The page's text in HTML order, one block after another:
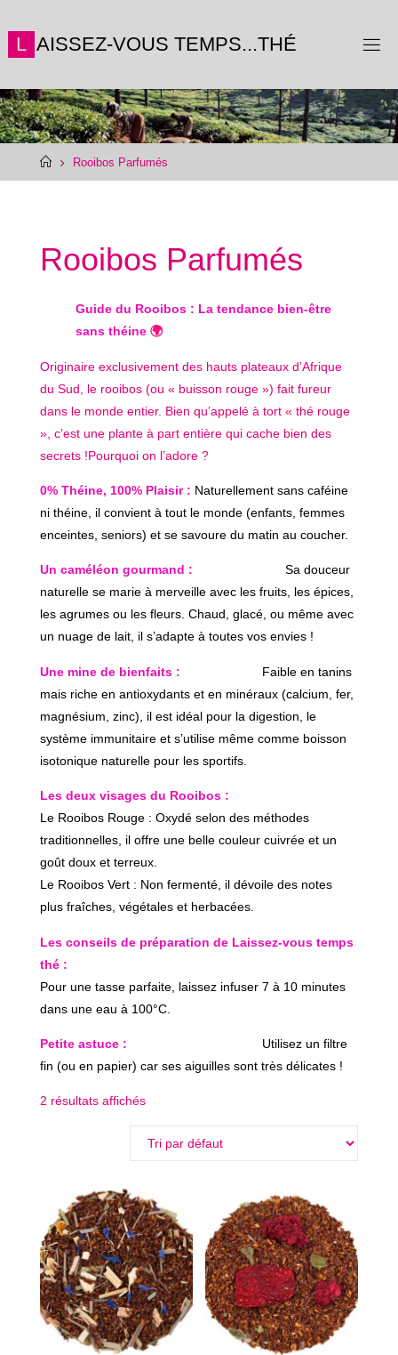
to
content
L AISSEZ-VOUS TEMPS...THÉ
HomeRooibos Parfumés
Rooibos Parfumés
Guide du Rooibos : La tendance bien-être
sans théine🌍
Originaire exclusivement des hauts plateaux d’Afrique
du Sud, le rooibos (ou « buisson rouge ») fait fureur
dans le monde entier. Bien qu’appelé à tort « thé rouge
», c’est une plante à part entière qui cache bien des
secrets !​Pourquoi on l’adore ?
​0% Théine, 100% Plaisir : Naturellement sans caféine
ni théine, il convient à tout le monde (enfants, femmes
enceintes, seniors) et se savoure du matin au coucher.
Un caméléon gourmand :
Sa douceur
naturelle se marie à merveille avec les fruits, les épices,
les agrumes ou les fleurs. Chaud, glacé, ou même avec
un nuage de lait, il s’adapte à toutes vos envies !
​Une mine de bienfaits :
Faible en tanins
mais riche en antioxydants et en minéraux (calcium, fer,
magnésium, zinc), il est idéal pour la digestion, le
système immunitaire et s’utilise même comme boisson
isotonique naturelle pour les sportifs.
​Les deux visages du Rooibos :
​Le Rooibos Rouge : Oxydé selon des méthodes
traditionnelles, il offre une belle couleur cuivrée et un
goût doux et terreux.
​Le Rooibos Vert : Non fermenté, il dévoile des notes
plus fraîches, végétales et herbacées.
​Les conseils de préparation de Laissez-vous temps
thé :
​Pour une tasse parfaite, laissez infuser 7 à 10 minutes
dans une eau à 100°C.
Petite astuce :
Utilisez un filtre
fin (ou en papier) car ses aiguilles sont très délicates !
2 résultats affichés